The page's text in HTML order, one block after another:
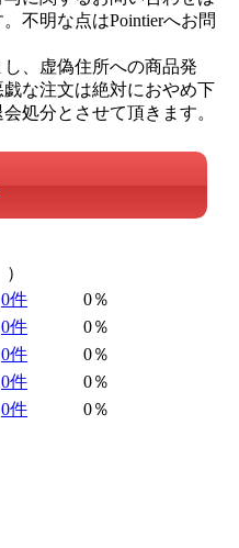
不明な点はPointierへお問
、虚偽住所への商品発
な注文は絶対におやめ下
処分とさせて頂きます。
）
0件
0％
0件
0％
0件
0％
0件
0％
0件
0％